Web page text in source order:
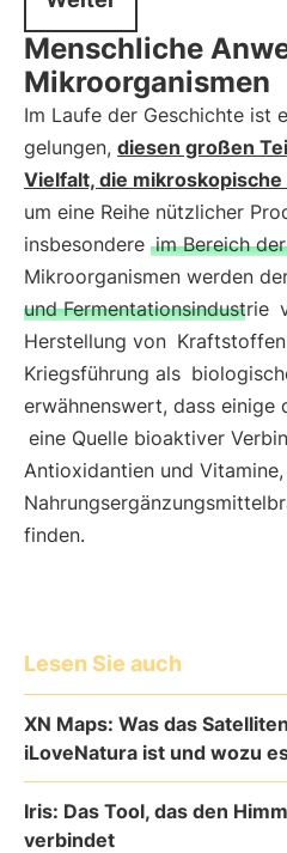
Menschliche
Mikroorganismen
Im Laufe der Geschichte ist
gelungen, diesen großen
Vielfalt, die
um eine Reihe nützlicher
insbesondere im Bereich
Mikroorganismen werden
und Fermentationsindustrie
Herstellung von Kraftstoffen
Kriegsführung als
erwähnenswert, dass einige
eine Quelle bioaktiver
Antioxidantien und
finden.
Lesen Sie auch
XN Maps: Was das
iLoveNatura ist und wozu
Iris: Das Tool, das den
verbindet